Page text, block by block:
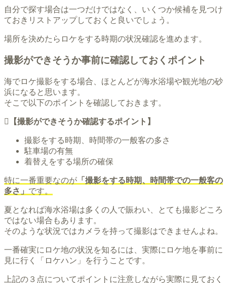
自分で探す場合は一つだけではなく、いくつか候補を見つけ
ておきリストアップしておくと良いでしょう。
場所を決めたらロケをする時期の状況確認を進めます。
撮影ができそうか事前に確認しておくポイント
海でロケ撮影をする場合、ほとんどが海水浴場や観光地の砂
浜になると思います。
そこで以下のポイントを確認しておきます。
【撮影ができそうか確認するポイント】
撮影をする時期、時間帯の一般客の多さ
駐車場の有無
着替えをする場所の確保
特に一番重要なのが 「撮影をする時期、時間帯での一般客の
多さ」 です。
夏となれば海水浴場は多くの人で賑わい、とても撮影どころ
ではない場合もあります。
そのような状況ではカメラを持って撮影はできませんよね。
一番確実にロケ地の状況を知るには、実際にロケ地を事前に
見に行く「ロケハン」を行うことです。
上記の３点についてポイントに注意しながら実際に見ておく